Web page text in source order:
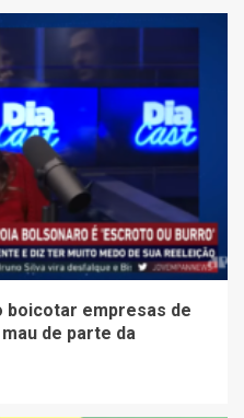
boicotar empresas de
de parte da